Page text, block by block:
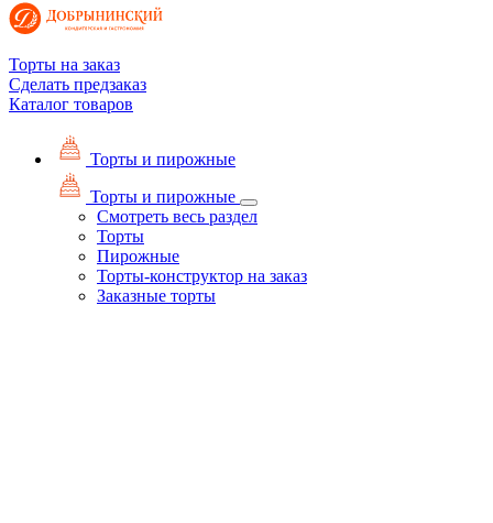
Торты на заказ
Сделать предзаказ
Каталог товаров
Торты и пирожные
Торты и пирожные
Смотреть весь раздел
Торты
Пирожные
Торты-конструктор на заказ
Заказные торты